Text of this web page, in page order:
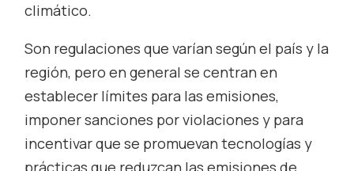
climático.
Son regulaciones que varían según el país y la
región, pero en general se centran en
establecer límites para las emisiones,
imponer sanciones por violaciones y para
incentivar que se promuevan tecnologías y
prácticas que reduzcan las emisiones de